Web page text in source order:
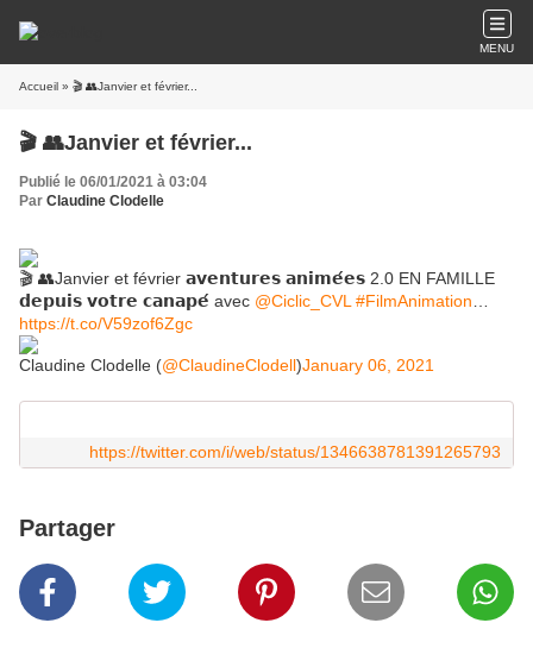
MENU
Accueil » 🎬 👥Janvier et février...
🎬 👥Janvier et février...
Publié le 06/01/2021 à 03:04
Par Claudine Clodelle
🎬 👥Janvier et février 𝗮𝘃𝗲𝗻𝘁𝘂𝗿𝗲𝘀 𝗮𝗻𝗶𝗺𝗲́𝗲𝘀 2.0 EN FAMILLE
𝗱𝗲𝗽𝘂𝗶𝘀 𝘃𝗼𝘁𝗿𝗲 𝗰𝗮𝗻𝗮𝗽𝗲́ avec @Ciclic_CVL #FilmAnimation
https://t.co/V59zof6Zgc
Claudine Clodelle (@ClaudineClodell)January 06, 2021
https://twitter.com/i/web/status/1346638781391265793
Partager